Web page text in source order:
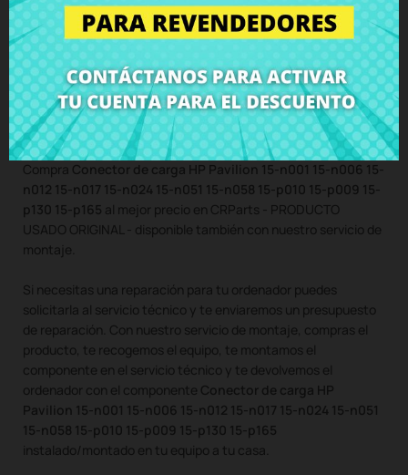
Conector de carga HP Pavilion 15-
n001 15-n006 15-n012 15-n017 15-
n024 15-n051 15-n058 15-p010 15-
p009 15-p130 15-p165
Compra Conector de carga HP Pavilion 15-n001 15-n006 15-
n012 15-n017 15-n024 15-n051 15-n058 15-p010 15-p009 15-
p130 15-p165 al mejor precio en CRParts - PRODUCTO
USADO ORIGINAL - disponible también con nuestro servicio de
montaje.
Si necesitas una reparación para tu ordenador puedes
solicitarla al servicio técnico y te enviaremos un presupuesto
de reparación. Con nuestro servicio de montaje, compras el
producto, te recogemos el equipo, te montamos el
componente en el servicio técnico y te devolvemos el
ordenador con el componente Conector de carga HP
Pavilion 15-n001 15-n006 15-n012 15-n017 15-n024 15-n051
15-n058 15-p010 15-p009 15-p130 15-p165
instalado/montado en tu equipo a tu casa.